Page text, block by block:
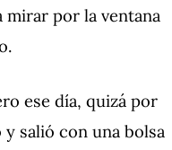
mirar por la ventana
ese día, quizá por
salió con una bolsa